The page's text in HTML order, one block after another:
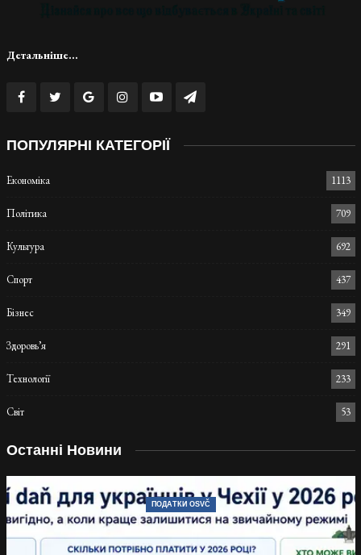
Детальніше...
ПОПУЛЯРНІ КАТЕГОРІЇ
Економіка 1113
Політика 709
Культура 692
Спорт 437
Бізнес 349
Здоровь’я 291
Технології 233
Світ 53
Останні Новини
ПОДАТКИ OSVČ